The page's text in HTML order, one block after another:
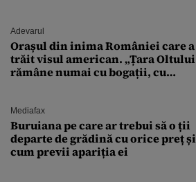
Adevarul
Orașul din inima României care a
trăit visul american. „Țara Oltului
rămâne numai cu bogații, cu
Mediafax
Buruiana pe care ar trebui să o ții
departe de grădină cu orice preț și
cum previi apariția ei